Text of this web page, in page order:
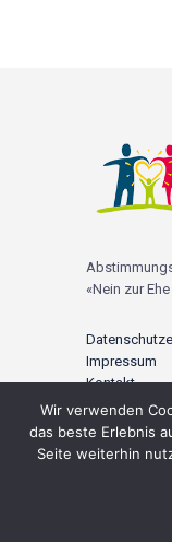
«Nein zur
Impressum
Kontakt
© 2021 |
Wir verwenden
das beste Erlebnis
Seite weiterhin